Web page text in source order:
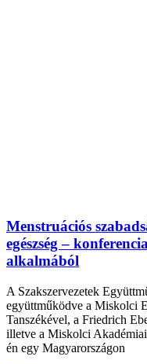
Menstruációs
egészség –
alkalmából
A Szakszervezetek
együttműködve a Miskolci
Tanszékével, a Friedrich
illetve a Miskolci
én egy Magyarországon